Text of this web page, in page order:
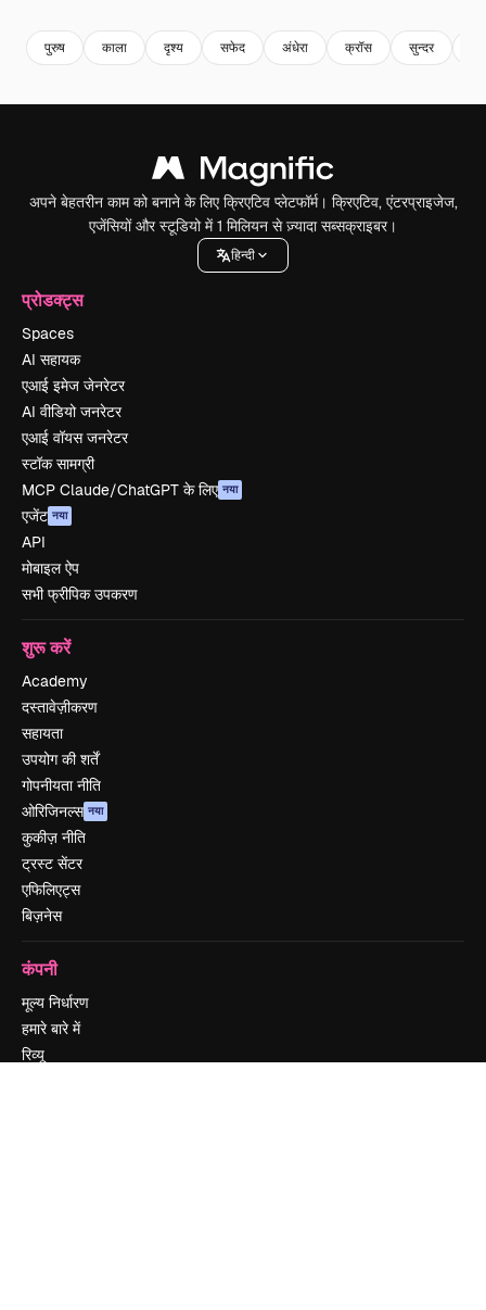
पुरुष काला दृश्य सफेद अंधेरा क्रॉस सुन्दर
अपने बेहतरीन काम को बनाने के लिए क्रिएटिव प्लेटफॉर्म। क्रिएटिव, एंटरप्राइजेज,
एजेंसियों और स्टूडियो में 1 मिलियन से ज़्यादा सब्सक्राइबर।
हिन्दी
प्रोडक्ट्स
Spaces
AI सहायक
एआई इमेज जेनरेटर
AI वीडियो जनरेटर
एआई वॉयस जनरेटर
स्टॉक सामग्री
MCP Claude/ChatGPT के लिए नया
एजेंट नया
API
मोबाइल ऐप
सभी फ्रीपिक उपकरण
शुरू करें
Academy
दस्तावेज़ीकरण
सहायता
उपयोग की शर्तें
गोपनीयता नीति
ओरिजिनल्स नया
कुकीज़ नीति
ट्रस्ट सेंटर
एफिलिएट्स
बिज़नेस
कंपनी
मूल्य निर्धारण
हमारे बारे में
रिव्यू